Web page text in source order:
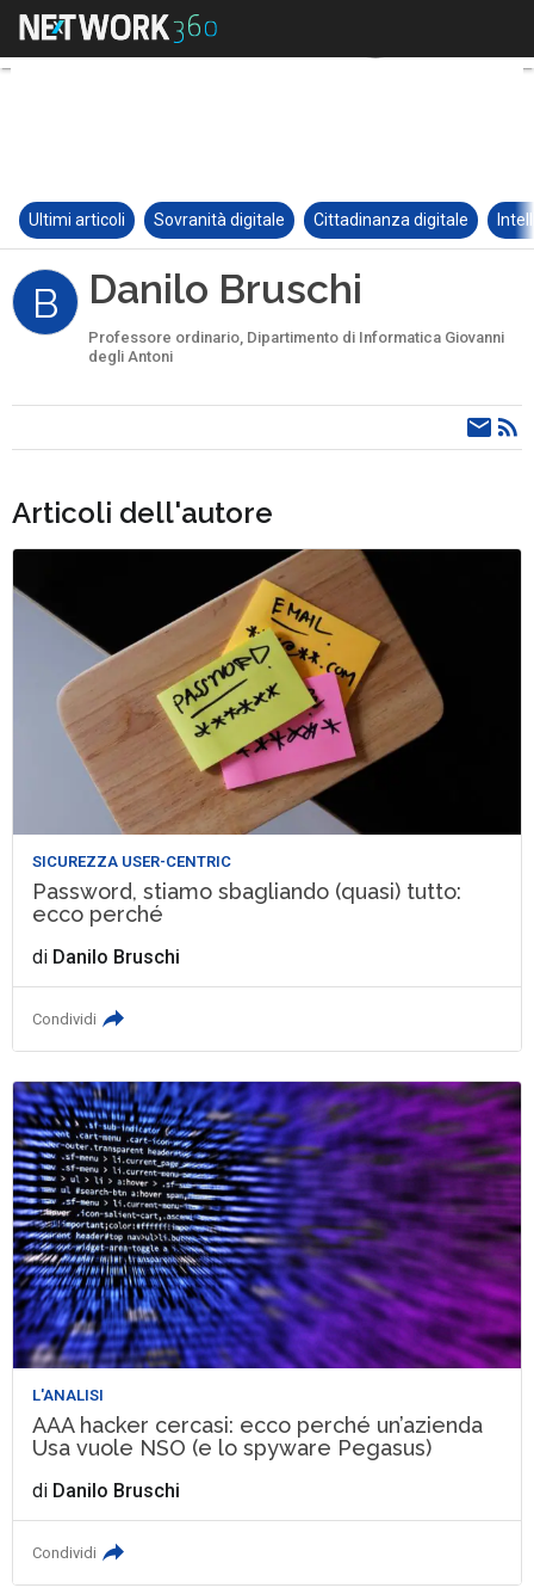
Ultimi articoli Sovranità digitale Cittadinanza digitale
B Danilo Bruschi
Professore ordinario, Dipartimento di Informatica Giovanni
degli Antoni
Articoli dell'autore
SICUREZZA USER-CENTRIC
Password, stiamo sbagliando (quasi) tutto:
ecco perché
di Danilo Bruschi
Condividi
L'ANALISI
AAA hacker cercasi: ecco perché un’azienda
Usa vuole NSO (e lo spyware Pegasus)
di Danilo Bruschi
Condividi